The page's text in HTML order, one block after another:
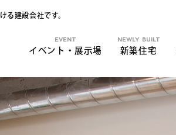
る建設会社です。
EVENT
イベント・展示場
NEWLY BUILT
新築住宅